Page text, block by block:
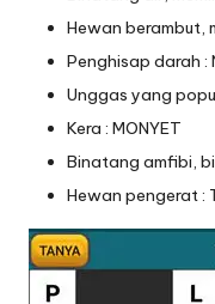
Hewan berambut,
Penghisap darah :
Unggas yang
Kera : MONYET
Binatang amfibi,
Hewan pengerat :